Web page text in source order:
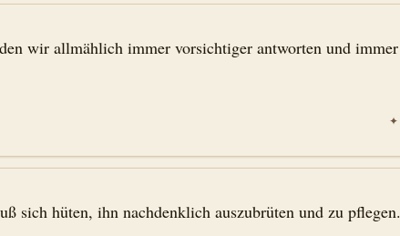
wir allmählich immer vorsichtiger antworten und immer
✦
sich hüten, ihn nachdenklich auszubrüten und zu pflegen.